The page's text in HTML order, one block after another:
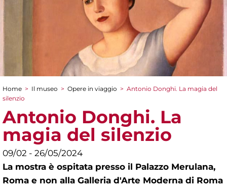
Tu sei qui
Home > Il museo > Opere in viaggio > Antonio Donghi. La magia del
silenzio
Antonio Donghi. La
magia del silenzio
09/02 - 26/05/2024
La mostra è ospitata presso il Palazzo Merulana,
Roma e non alla Galleria d'Arte Moderna di Roma